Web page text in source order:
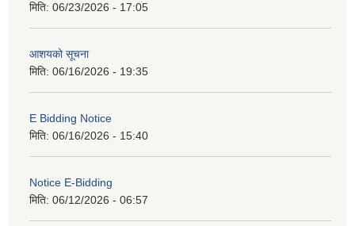
मिति: 06/23/2026 - 17:05
आशयको सूचना
मिति: 06/16/2026 - 19:35
E Bidding Notice
मिति: 06/16/2026 - 15:40
Notice E-Bidding
मिति: 06/12/2026 - 06:57